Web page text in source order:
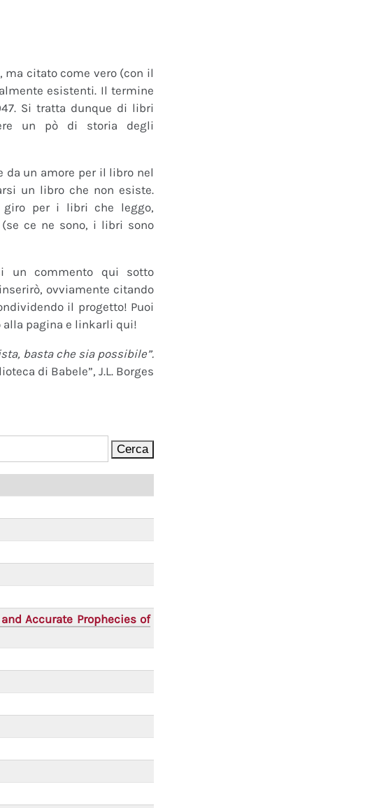
citato come vero (con il
esistenti. Il termine
Si tratta dunque di libri
un pò di storia degli
da un amore per il libro nel
un libro che non esiste.
giro per i libri che leggo,
ce ne sono, i libri sono
un commento qui sotto
ovviamente citando
il progetto! Puoi
pagina e linkarli qui!
basta che sia possibile”.
di Babele”, J.L. Borges
Accurate Prophecies of